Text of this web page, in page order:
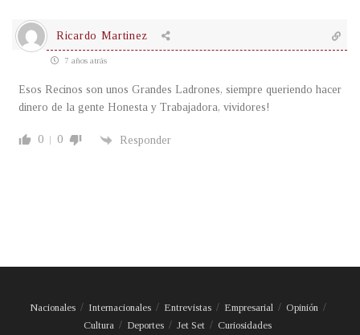
Ricardo Martinez
7 años atrás
Esos Recinos son unos Grandes Ladrones, siempre queriendo hacer
dinero de la gente Honesta y Trabajadora, vividores!
0 0 Responder
Nacionales Internacionales Entrevistas Empresarial
Opinión
Cultura
Deportes Jet Set Curiosidades